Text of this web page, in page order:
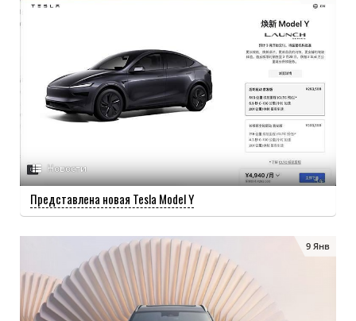
Новости
Представлена новая Tesla Model Y
9 Янв